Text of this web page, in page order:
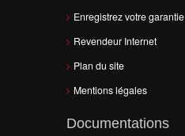
Enregistrez votre garantie
Revendeur Internet
Plan du site
Mentions légales
Documentations